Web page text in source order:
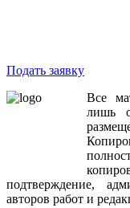
Подать заявку
Все
лишь
подтверждение,
авторов работ и